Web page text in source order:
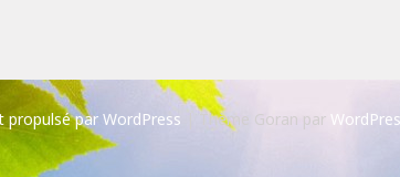
propulsé par WordPress Thème Goran par